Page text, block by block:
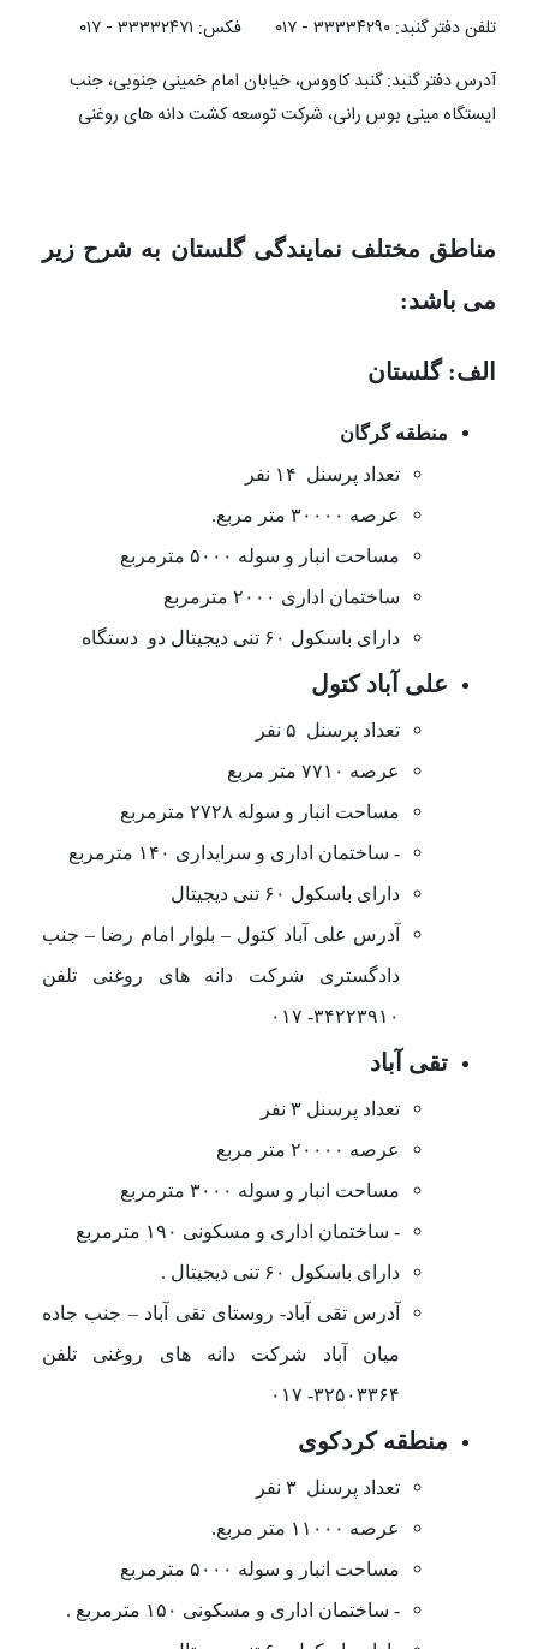
تلفن دفتر گنبد: ۳۳۳۳۴۲۹۰ - ۰۱۷ فکس: ۳۳۳۳۲۴۷۱ - ۰۱۷
آدرس دفتر گنبد: گنبد کاووس، خیابان امام خمینی جنوبی، جنب
ایستگاه مینی بوس رانی، شرکت توسعه کشت دانه های روغنی
مناطق مختلف نمایندگی گلستان به شرح زیر
می باشد:
الف: گلستان
منطقه گرگان
تعداد پرسنل ۱۴ نفر
عرصه ۳۰۰۰۰ متر مربع.
مساحت انبار و سوله ۵۰۰۰ مترمربع
ساختمان اداری ۲۰۰۰ مترمربع
دارای باسکول ۶۰ تنی دیجیتال دو دستگاه
علی آباد کتول
تعداد پرسنل ۵ نفر
عرصه ۷۷۱۰ متر مربع
مساحت انبار و سوله ۲۷۲۸ مترمربع
- ساختمان اداری و سرایداری ۱۴۰ مترمربع
دارای باسکول ۶۰ تنی دیجیتال
آدرس علی آباد کتول –بلوار امام رضا –جنب
دادگستری شرکت دانه های روغنی تلفن
۳۴۲۲۳۹۱۰- ۰۱۷
تقی آباد
تعداد پرسنل ۳ نفر
عرصه ۲۰۰۰۰ متر مربع
مساحت انبار و سوله ۳۰۰۰ مترمربع
- ساختمان اداری و مسکونی ۱۹۰ مترمربع
دارای باسکول ۶۰ تنی دیجیتال .
آدرس تقی آباد- روستای تقی آباد– جنب جاده
میان آباد شرکت دانه های روغنی تلفن
۳۲۵۰۳۳۶۴- ۰۱۷
منطقه کردکوی
تعداد پرسنل ۳ نفر
عرصه ۱۱۰۰۰ متر مربع.
مساحت انبار و سوله ۵۰۰۰ مترمربع
- ساختمان اداری و مسکونی ۱۵۰ مترمربع .